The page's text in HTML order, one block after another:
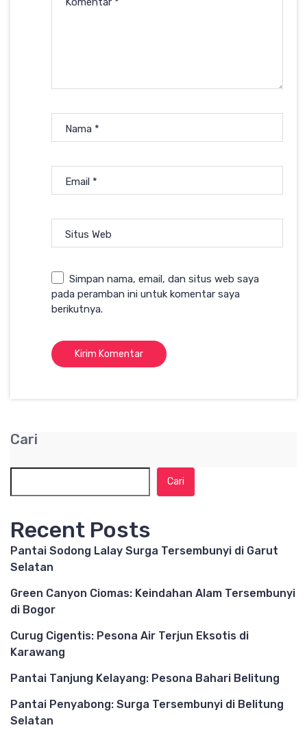
Nama *
Email *
Situs Web
Simpan nama, email, dan situs web saya
pada peramban ini untuk komentar saya
berikutnya.
Cari
Cari
Recent Posts
Pantai Sodong Lalay Surga Tersembunyi di Garut
Selatan
Green Canyon Ciomas: Keindahan Alam Tersembunyi
di Bogor
Curug Cigentis: Pesona Air Terjun Eksotis di
Karawang
Pantai Tanjung Kelayang: Pesona Bahari Belitung
Pantai Penyabong: Surga Tersembunyi di Belitung
Selatan